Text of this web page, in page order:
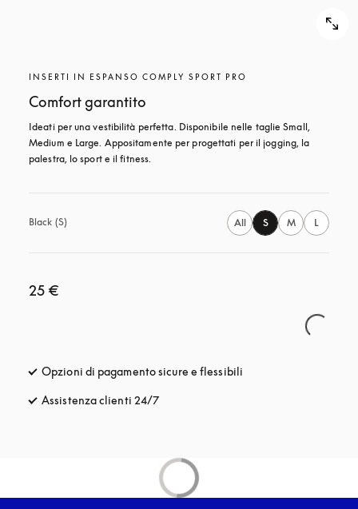
INSERTI IN ESPANSO COMPLY SPORT PRO
Comfort garantito
Ideati per una vestibilità perfetta. Disponibile nelle taglie Small,
Medium e Large. Appositamente per progettati per il jogging, la
palestra, lo sport e il fitness.
Black (S) All S M L
25 €
Opzioni di pagamento sicure e flessibili
Assistenza clienti 24/7